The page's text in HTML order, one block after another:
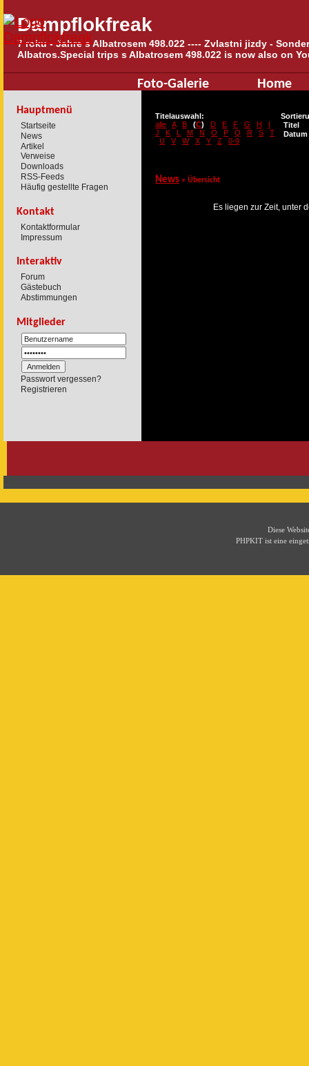
Dampflokfreak
7 roku - Jahre s Albatrosem 498.022 ---- Zvlastni jizdy -
Albatros.Special trips s Albatrosem 498.022 is now also on
Foto-Galerie Home
Hauptmenü
Startseite
News
Artikel
Verweise
Downloads
RSS-Feeds
Häufig gestellte Fragen
Kontakt
Kontaktformular
Impressum
Interaktiv
Forum
Gästebuch
Abstimmungen
Mitglieder
Passwort vergessen?
Registrieren
Titelauswahl:
alle
A B (C) D E F G H
I
J
K L M N O P Q R S
T
U
V W X Y Z 0-9
Titel
Datum
News » Übersicht
Es liegen zur Zeit, unter
Diese
PHPKIT ist eine